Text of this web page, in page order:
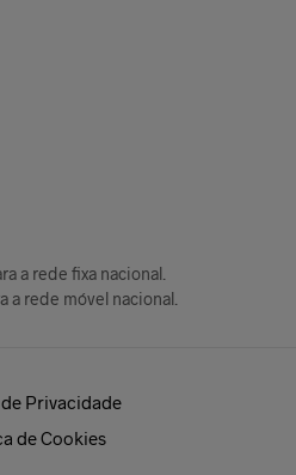
a rede fixa nacional.
a rede móvel nacional.
Privacidade
de Cookies